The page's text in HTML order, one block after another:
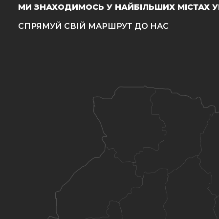
МИ ЗНАХОДИМОСЬ У НАЙБІЛЬШИХ МІСТАХ
СПРЯМУЙ СВІЙ МАРШРУТ ДО НАС